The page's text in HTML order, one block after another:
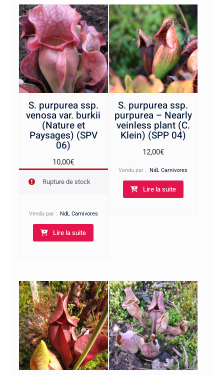
S. purpurea ssp.
venosa var. burkii
(Nature et
Paysages) (SPV
06)
10,00€
Rupture de stock
Vendu par : NdL Carnivores
Lire la suite
S. purpurea ssp.
purpurea – Nearly
veinless plant (C.
Klein) (SPP 04)
12,00€
Vendu par : NdL Carnivores
Lire la suite